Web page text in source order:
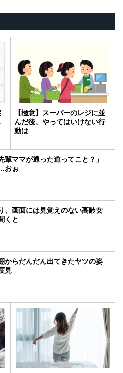
【極意】スーパーのレジに並
んだ後、やってはいけない行
動は
輩ママが通った道ってこと？」
おぉ
、画面には見覚えのない高齢女
くと
からだんだん出てきたヤツの姿
見